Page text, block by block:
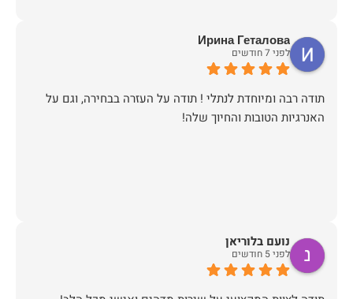
Ирина Геталова
לפני 7 חודשים
​תודה רבה ומיוחדת לנתלי ! תודה על העזרה בבחירה, וגם על
האנרגיות הטובות והחיוך שלה!
נועם בלוריאן
לפני 5 חודשים